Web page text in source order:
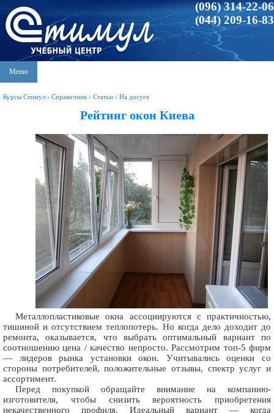
(096) 314-22-06
(044) 209-16-83
Меню
Курсы Стимул › Справочник › Статьи › На досуге
Рейтинг окон Киева
Металлопластиковые окна ассоциируются с практичностью,
тишиной и отсутствием теплопотерь. Но когда дело доходит до
ремонта, оказывается, что выбрать оптимальный вариант по
соотношению цена / качество непросто. Рассмотрим топ-5 фирм
— лидеров рынка установки окон. Учитывались оценки со
стороны потребителей, положительные отзывы, спектр услуг и
ассортимент.
Перед покупкой обращайте внимание на компанию-
изготовителя, чтобы снизить вероятность приобретения
некачественного профиля. Идеальный вариант — когда